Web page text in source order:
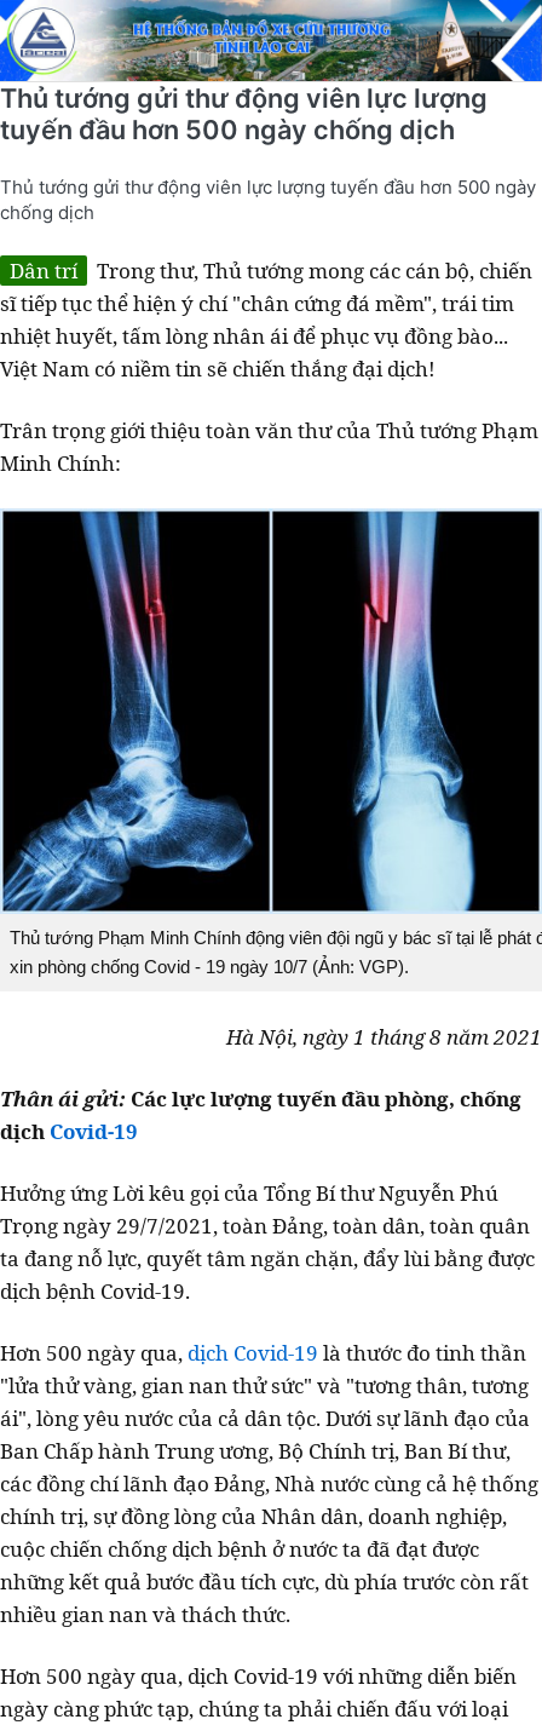
Thủ tướng gửi thư động viên lực lượng
tuyến đầu hơn 500 ngày chống dịch
Thủ tướng gửi thư động viên lực lượng tuyến đầu hơn 500 ngày
chống dịch
Dân trí
Trong thư, Thủ tướng mong các cán bộ, chiến
sĩ tiếp tục thể hiện ý chí "chân cứng đá mềm", trái tim
nhiệt huyết, tấm lòng nhân ái để phục vụ đồng bào...
Việt Nam có niềm tin sẽ chiến thắng đại dịch!
Trân trọng giới thiệu toàn văn thư của Thủ tướng Phạm
Minh Chính:
Thủ tướng Phạm Minh Chính động viên đội ngũ y bác sĩ tại lễ phát
xin phòng chống Covid - 19 ngày 10/7 (Ảnh: VGP).
Hà Nội, ngày 1 tháng 8 năm 2021
Thân ái gửi: Các lực lượng tuyến đầu phòng, chống
dịch Covid-19
Hưởng ứng Lời kêu gọi của Tổng Bí thư Nguyễn Phú
Trọng ngày 29/7/2021, toàn Đảng, toàn dân, toàn quân
ta đang nỗ lực, quyết tâm ngăn chặn, đẩy lùi bằng được
dịch bệnh Covid-19.
Hơn 500 ngày qua, dịch Covid-19 là thước đo tinh thần
"lửa thử vàng, gian nan thử sức" và "tương thân, tương
ái", lòng yêu nước của cả dân tộc. Dưới sự lãnh đạo của
Ban Chấp hành Trung ương, Bộ Chính trị, Ban Bí thư,
các đồng chí lãnh đạo Đảng, Nhà nước cùng cả hệ thống
chính trị, sự đồng lòng của Nhân dân, doanh nghiệp,
cuộc chiến chống dịch bệnh ở nước ta đã đạt được
những kết quả bước đầu tích cực, dù phía trước còn rất
nhiều gian nan và thách thức.
Hơn 500 ngày qua, dịch Covid-19 với những diễn biến
ngày càng phức tạp, chúng ta phải chiến đấu với loại